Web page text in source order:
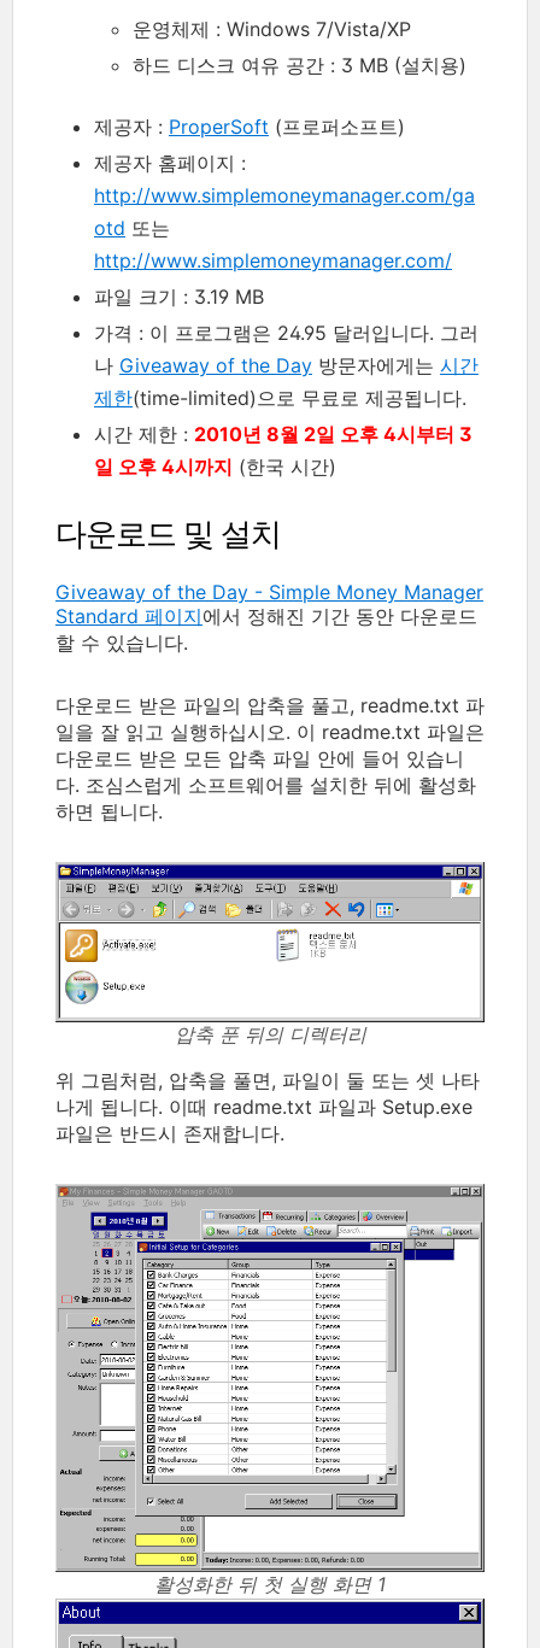
운영체제 : Windows 7/Vista/XP
하드 디스크 여유 공간 : 3 MB (설치용)
제공자 : ProperSoft (프로퍼소프트)
제공자 홈페이지 :
http://www.simplemoneymanager.com/ga
otd 또는
http://www.simplemoneymanager.com/
파일 크기 : 3.19 MB
가격 : 이 프로그램은 24.95 달러입니다. 그러
나 Giveaway of the Day 방문자에게는 시간
제한(time-limited)으로 무료로 제공됩니다.
시간 제한 : 2010년 8월 2일 오후 4시부터 3
일 오후 4시까지 (한국 시간)
다운로드 및 설치
Giveaway of the Day - Simple Money Manager
Standard 페이지에서 정해진 기간 동안 다운로드
할 수 있습니다.
다운로드 받은 파일의 압축을 풀고, readme.txt 파
일을 잘 읽고 실행하십시오. 이 readme.txt 파일은
다운로드 받은 모든 압축 파일 안에 들어 있습니
다. 조심스럽게 소프트웨어를 설치한 뒤에 활성화
하면 됩니다.
압축 푼 뒤의 디렉터리
위 그림처럼, 압축을 풀면, 파일이 둘 또는 셋 나타
나게 됩니다. 이때 readme.txt 파일과 Setup.exe
파일은 반드시 존재합니다.
활성화한 뒤 첫 실행 화면 1